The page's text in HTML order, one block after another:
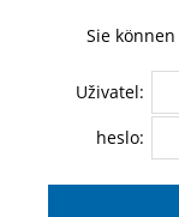
Sie
Uživatel:
heslo: